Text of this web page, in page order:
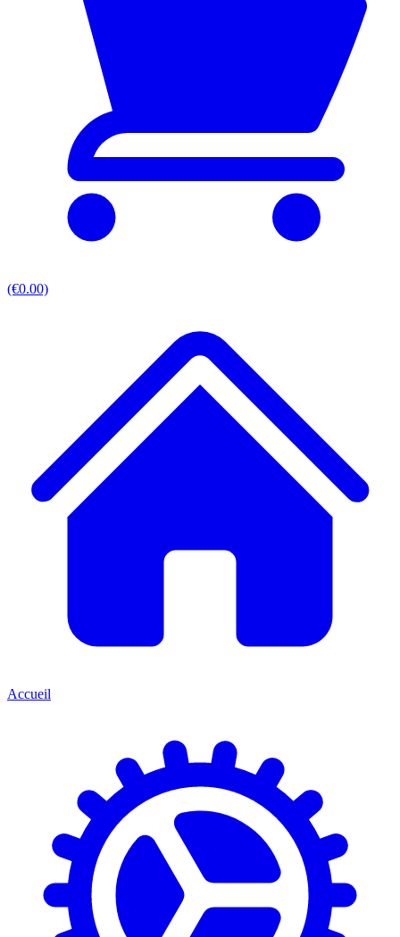
(€0.00)
Accueil